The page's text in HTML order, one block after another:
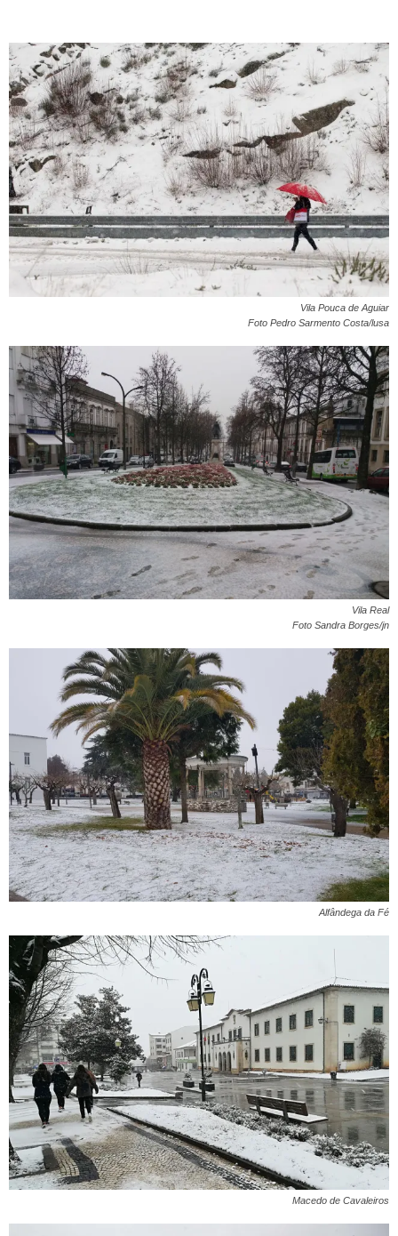
Vila Pouca de Aguiar
Foto Pedro Sarmento Costa/lusa
Vila Real
Foto Sandra Borges/jn
Alfândega da Fé
Macedo de Cavaleiros